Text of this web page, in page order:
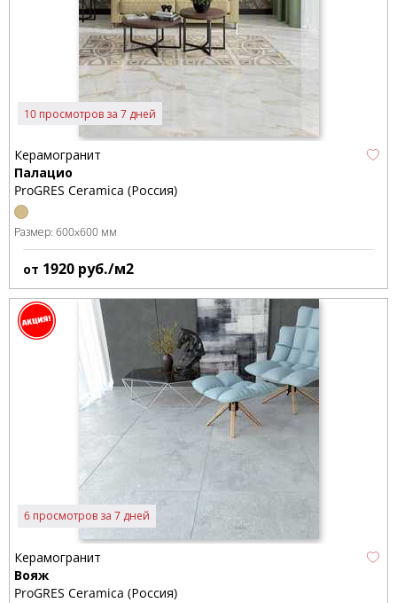
10 просмотров за 7 дней
Керамогранит
Палацио
ProGRES Ceramica (Россия)
Размер: 600x600 мм
от 1920 руб./м2
6 просмотров за 7 дней
Керамогранит
Вояж
ProGRES Ceramica (Россия)